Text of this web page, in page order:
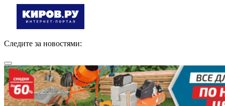
Следите за новостями: